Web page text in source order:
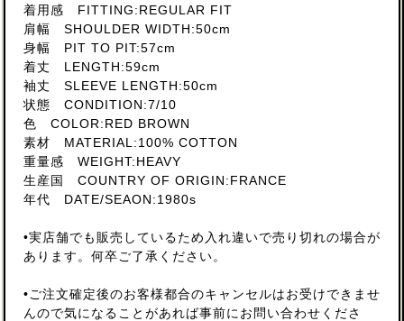
着用感 FITTING:REGULAR FIT
肩幅 SHOULDER WIDTH:50cm
身幅 PIT TO PIT:57cm
着丈 LENGTH:59cm
袖丈 SLEEVE LENGTH:50cm
状態 CONDITION:7/10
色 COLOR:RED BROWN
素材 MATERIAL:100% COTTON
重量感 WEIGHT:HEAVY
生産国 COUNTRY OF ORIGIN:FRANCE
年代 DATE/SEAON:1980s
•実店舗でも販売しているため入れ違いで売り切れの場合が
あります。何卒ご了承ください。
•ご注文確定後のお客様都合のキャンセルはお受けできませ
んので気になることがあれば事前にお問い合わせくださ